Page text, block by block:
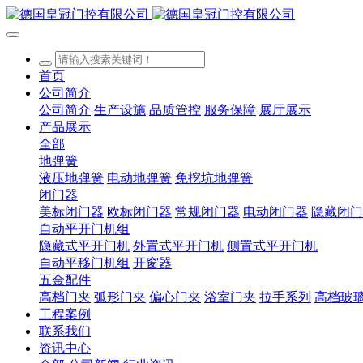
首页
公司简介
公司简介 生产设施 品质管控 服务保障 展厅展示
产品展示
全部
地弹簧
液压地弹簧 电动地弹簧 免挖坑地弹簧
闭门器
美标闭门器 欧标闭门器 常规闭门器 电动闭门器 隐藏闭
自动平开门机组
隐藏式平开门机 外置式平开门机 侧置式平开门机
自动平移门机组 开窗器
五金配件
高档门夹 弧形门夹 偏心门夹 浴室门夹 拉手系列 高档玻
工程案例
联系我们
资讯中心